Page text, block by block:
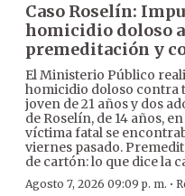
Caso Roselín:
homicidio doloso
premeditación y
El Ministerio Público
homicidio doloso contra
joven de 21 años y dos
de Roselín, de 14 años,
víctima fatal se
viernes pasado.
de cartón: lo que dice la
Agosto 7, 2026 09:09 p. m. ·